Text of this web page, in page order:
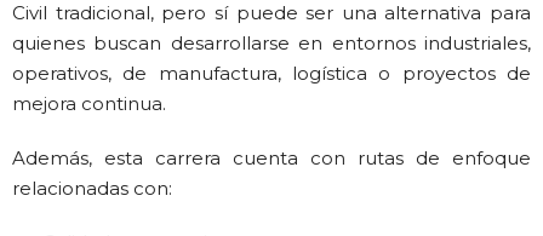
Civil tradicional, pero sí puede ser una alternativa para
quienes buscan desarrollarse en entornos industriales,
operativos, de manufactura, logística o proyectos de
mejora continua.
Además, esta carrera cuenta con rutas de enfoque
relacionadas con: